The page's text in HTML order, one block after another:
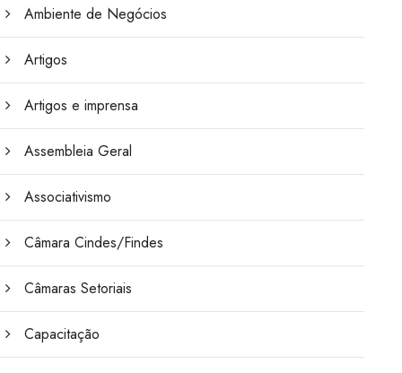
Ambiente de Negócios
Artigos
Artigos e imprensa
Assembleia Geral
Associativismo
Câmara Cindes/Findes
Câmaras Setoriais
Capacitação